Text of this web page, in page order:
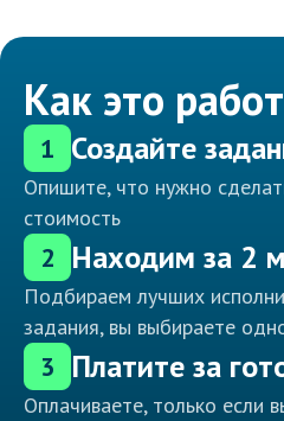
Как это
1 Создайте
Опишите, что нужно
стоимость
2 Находим за 2
Подбираем лучших
задания, вы выбираете
3 Платите за
Оплачиваете, только если